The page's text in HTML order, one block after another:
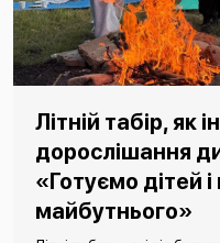
Літній табір, як
дорослішання
«Готуємо дітей
майбутнього»